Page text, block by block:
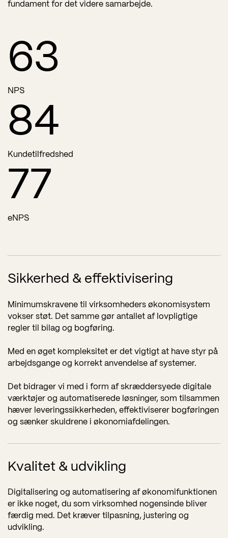
fundament for det videre samarbejde.
63
NPS
85
Kundetilfredshed
78
eNPS
Sikkerhed & effektivisering
Minimumskravene til virksomheders økonomisystem
vokser støt. Det samme gør antallet af lovpligtige
regler til bilag og bogføring.
Med en øget kompleksitet er det vigtigt at have styr på
arbejdsgange og korrekt anvendelse af systemer.
Det bidrager vi med i form af skræddersyede digitale
værktøjer og automatiserede løsninger, som tilsammen
hæver leveringssikkerheden, effektiviserer bogføringen
og sænker skuldrene i økonomiafdelingen.
Kvalitet & udvikling
Digitalisering og automatisering af økonomifunktionen
er ikke noget, du som virksomhed nogensinde bliver
færdig med. Det kræver tilpasning, justering og
udvikling.